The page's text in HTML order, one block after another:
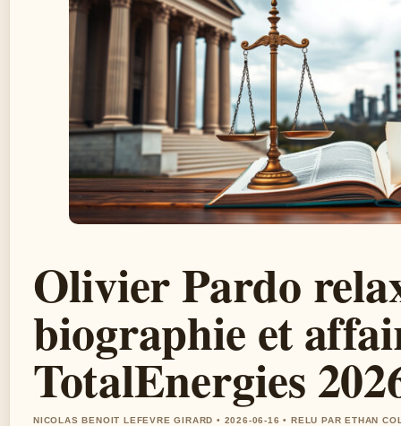
Olivier Pardo
biographie et
TotalEnergies
NICOLAS BENOIT LEFEVRE GIRARD • 2026-06-16 • RELU PAR ETHAN